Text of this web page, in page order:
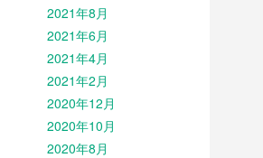
2021年8月
2021年6月
2021年4月
2021年2月
2020年12月
2020年10月
2020年8月